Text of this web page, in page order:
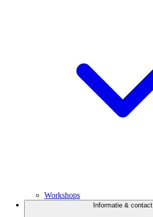
Workshops
Informatie & contact